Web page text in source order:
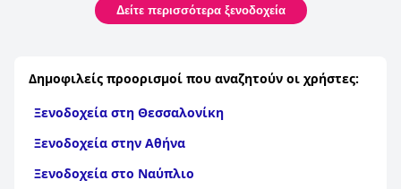
Δείτε περισσότερα ξενοδοχεία
Δημοφιλείς προορισμοί που αναζητούν οι χρήστες:
Ξενοδοχεία στη Θεσσαλονίκη
Ξενοδοχεία στην Αθήνα
Ξενοδοχεία στο Ναύπλιο